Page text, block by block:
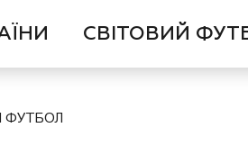
СВІТОВИЙ
ФУТБОЛ